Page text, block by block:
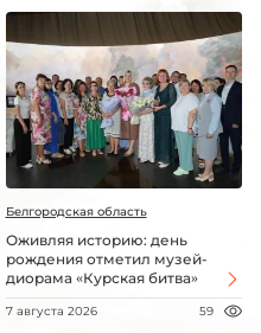
Белгородская область
Оживляя историю: день
рождения отметил музей-
диорама «Курская битва»
7 августа 2026 59